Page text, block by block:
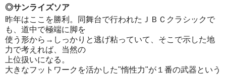
◎サンライズソア
昨年はここを勝利。同舞台で行われたＪＢＣクラシックで
も、道中で極端に脚を
使う形から→しっかりと逃げ粘っていて、そこで示した地
力で考えれば、当然の
上位扱いになる。
大きなフットワークを活かした"惰性力"が１番の武器という